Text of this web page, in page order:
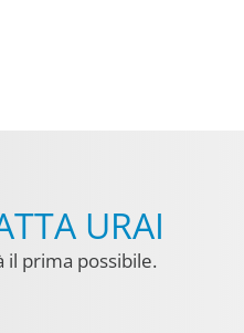
URAI
prima possibile.